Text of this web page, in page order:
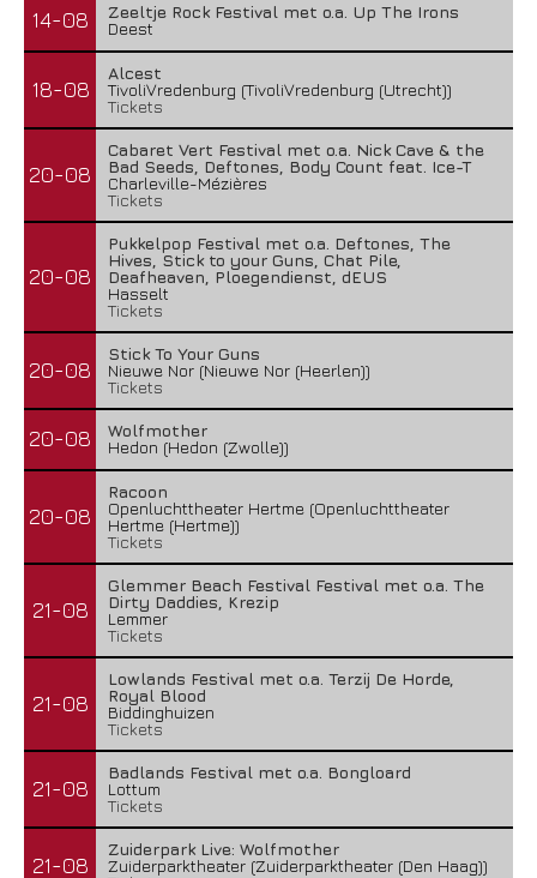
14-08
Zeeltje Rock Festival met o.a. Up The Irons
Deest
18-08
Alcest
TivoliVredenburg (TivoliVredenburg (Utrecht))
Tickets
20-08
Cabaret Vert Festival met o.a. Nick Cave & the
Bad Seeds, Deftones, Body Count feat. Ice-T
Charleville-Mézières
Tickets
20-08
Pukkelpop Festival met o.a. Deftones, The
Hives, Stick to your Guns, Chat Pile,
Deafheaven, Ploegendienst, dEUS
Hasselt
Tickets
20-08
Stick To Your Guns
Nieuwe Nor (Nieuwe Nor (Heerlen))
Tickets
20-08
Wolfmother
Hedon (Hedon (Zwolle))
20-08
Racoon
Openluchttheater Hertme (Openluchttheater
Hertme (Hertme))
Tickets
21-08
Glemmer Beach Festival Festival met o.a. The
Dirty Daddies, Krezip
Lemmer
Tickets
21-08
Lowlands Festival met o.a. Terzij De Horde,
Royal Blood
Biddinghuizen
Tickets
21-08
Badlands Festival met o.a. Bongloard
Lottum
Tickets
21-08
Zuiderpark Live: Wolfmother
Zuiderparktheater (Zuiderparktheater (Den Haag))